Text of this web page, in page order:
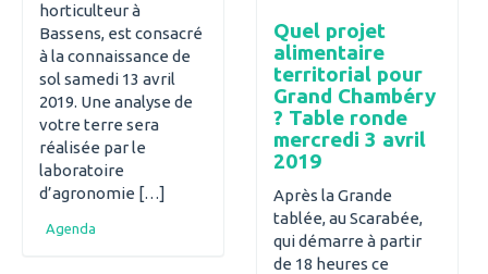
horticulteur à
Bassens, est consacré
à la connaissance de
sol samedi 13 avril
2019. Une analyse de
votre terre sera
réalisée par le
laboratoire
d’agronomie […]
Agenda
Quel projet
alimentaire
territorial pour
Grand Chambéry
? Table ronde
mercredi 3 avril
2019
Après la Grande
tablée, au Scarabée,
qui démarre à partir
de 18 heures ce